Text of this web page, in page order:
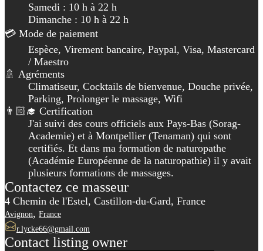
Samedi : 10 h à 22 h
Dimanche : 10 h à 22 h
💳 Mode de paiement
Espèce, Virement bancaire, Paypal, Visa, Mastercard
/ Maestro
🚿 Agréments
Climatiseur, Cocktails de bienvenue, Douche privée,
Parking, Prolonger le massage, Wifi
👨🏻‍🎓 Certification
J'ai suivi des cours officiels aux Pays-Bas (Sorag-
Academie) et à Montpellier (Tenaman) qui sont
certifiés. Et dans ma formation de naturopathe
(Académie Européenne de la naturopathie) il y avait
plusieurs formations de massages.
Contactez ce masseur
4 Chemin de l'Estel, Castillon-du-Gard, France
Avignon, France
r.lycke66@gmail.com
Contact listing owner